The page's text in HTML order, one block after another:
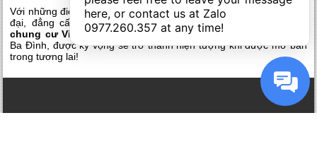
Với những điểm cơ bản về vị trí trung tâm, thiết kế xây dựng hiện
đại, đẳng cấp hàng đầu, mang phong cách sống thượng lưu,
chung cư Vinhomes Gallerysẽ là điểm sáng nổi bật của quận
Ba Đình, được kỳ vọng sẽ trở thành hiện tượng khi được mở bán
trong tương lai!
0977.260.357 at any time!